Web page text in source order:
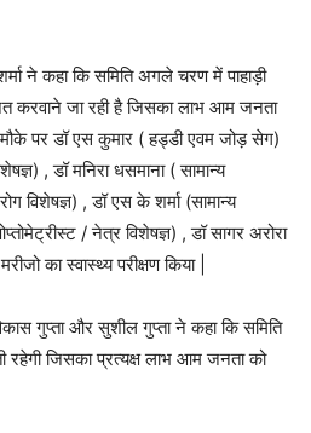
ने कहा कि समिति अगले चरण में पाहाड़ी
करवाने जा रही है जिसका लाभ आम जनता
पर डॉ एस कुमार ( हड्डी एवम जोड़ सेग)
, डॉ मनिरा धसमाना ( सामान्य
विशेषज्ञ) , डॉ एस के शर्मा (सामान्य
/ नेत्र विशेषज्ञ) , डॉ सागर अरोरा
का स्वास्थ्य परीक्षण किया |
गुप्ता और सुशील गुप्ता ने कहा कि समिति
जिसका प्रत्यक्ष लाभ आम जनता को